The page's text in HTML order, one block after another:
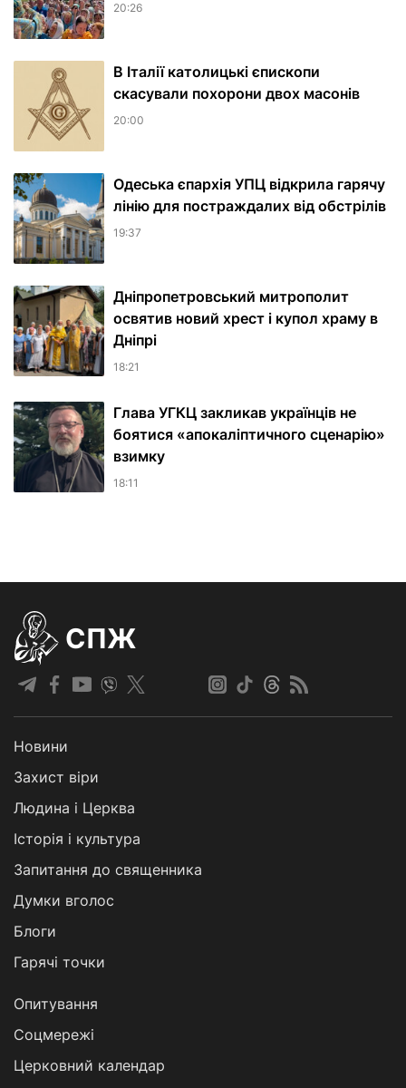
20:26
В Італії католицькі єпископи
скасували похорони двох масонів
20:00
Одеська єпархія УПЦ відкрила гарячу
лінію для постраждалих від обстрілів
19:37
Дніпропетровський митрополит
освятив новий хрест і купол храму в
Дніпрі
18:21
Глава УГКЦ закликав українців не
боятися «апокаліптичного сценарію»
взимку
18:11
СПЖ
Новини
Захист віри
Людина і Церква
Історія і культура
Запитання до священника
Думки вголос
Блоги
Гарячі точки
Опитування
Соцмережі
Церковний календар